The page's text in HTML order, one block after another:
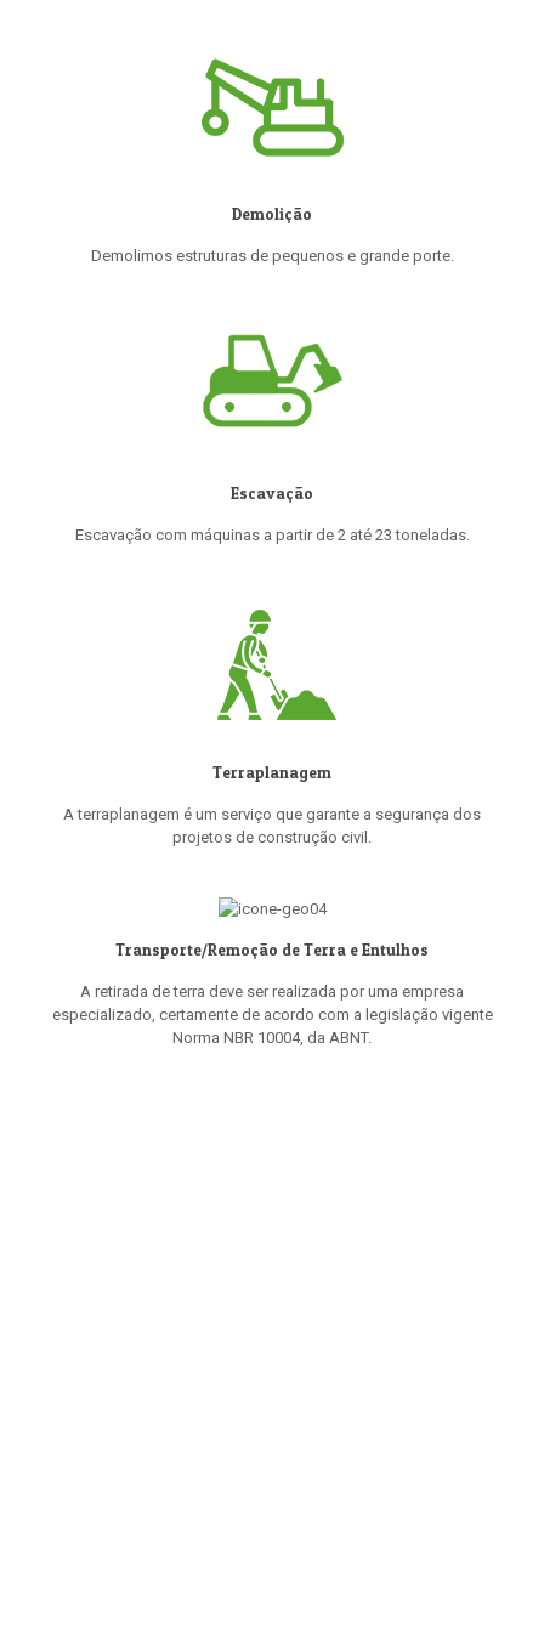
Demolição
Demolimos estruturas de pequenos e grande porte.
Escavação
Escavação com máquinas a partir de 2 até 23 toneladas.
Terraplanagem
A terraplanagem é um serviço que garante a segurança dos
projetos de construção civil.
Transporte/Remoção de Terra e Entulhos
A retirada de terra deve ser realizada por uma empresa
especializado, certamente de acordo com a legislação vigente
Norma NBR 10004, da ABNT.